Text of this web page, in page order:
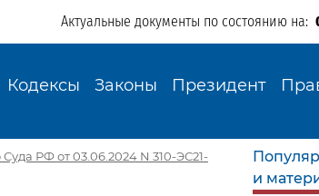
Актуальные документы по состоянию на:
Кодексы Законы Президент
РФ от 03.06.2024 N 310-ЭС21-
и